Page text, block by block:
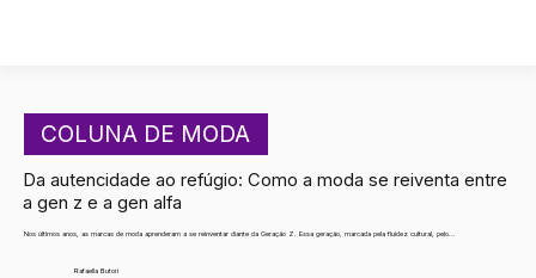
COLUNA DE MODA
Da autencidade ao refúgio: Como a moda se reiventa entre
a gen z e a gen alfa
Nos últimos anos, as marcas de moda aprenderam a se reinventar diante da Geração Z. Essa geração, marcada pela fluidez cultural, pelo...
Rafaella Butori